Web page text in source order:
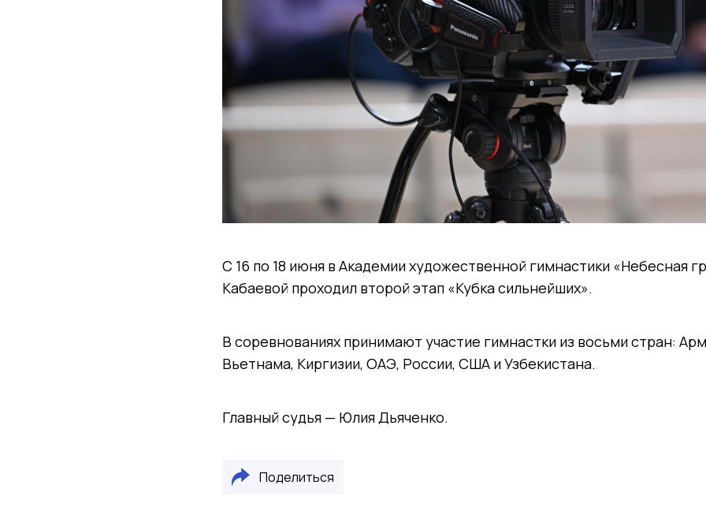
С 16 по 18 июня в Академии художественной гимнастики «Небесная
Кабаевой проходил второй этап «Кубка сильнейших».
В соревнованиях принимают участие гимнастки из восьми стран:
Вьетнама, Киргизии, ОАЭ, России, США и Узбекистана.
Главный судья — Юлия Дьяченко.
Поделиться